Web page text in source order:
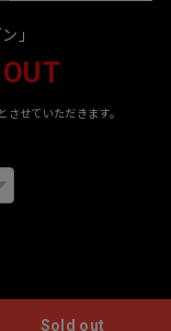
」
せていただきます。
Sold out